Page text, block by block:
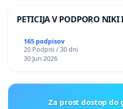
PETICIJA V PODPORO
165 podpisov
20 Podpisi / 30 dni
30 Jun 2026
Za prost dostop do